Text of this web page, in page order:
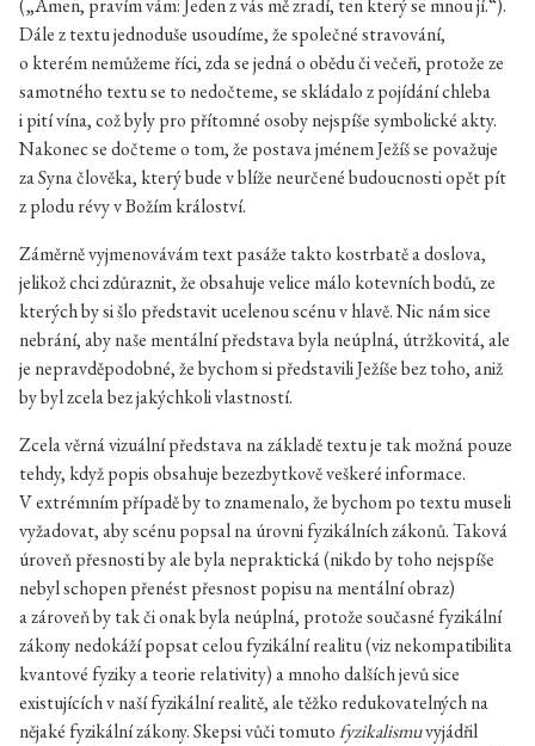
(„Amen, pravím vám: Jeden z vás mě zradí, ten který se mnou jí.“).
Dále z textu jednoduše usoudíme, že společné stravování,
o kterém nemůžeme říci, zda se jedná o obědu či večeři, protože ze
samotného textu se to nedočteme, se skládalo z pojídání chleba
i pití vína, což byly pro přítomné osoby nejspíše symbolické akty.
Nakonec se dočteme o tom, že postava jménem Ježíš se považuje
za Syna člověka, který bude v blíže neurčené budoucnosti opět pít
z plodu révy v Božím králoství.
Záměrně vyjmenovávám text pasáže takto kostrbatě a doslova,
jelikož chci zdůraznit, že obsahuje velice málo kotevních bodů, ze
kterých by si šlo představit ucelenou scénu v hlavě. Nic nám sice
nebrání, aby naše mentální představa byla neúplná, útržkovitá, ale
je nepravděpodobné, že bychom si představili Ježíše bez toho, aniž
by byl zcela bez jakýchkoli vlastností.
Zcela věrná vizuální představa na základě textu je tak možná pouze
tehdy, když popis obsahuje bezezbytkově veškeré informace.
V extrémním případě by to znamenalo, že bychom po textu museli
vyžadovat, aby scénu popsal na úrovni fyzikálních zákonů. Taková
úroveň přesnosti by ale byla nepraktická (nikdo by toho nejspíše
nebyl schopen přenést přesnost popisu na mentální obraz)
a zároveň by tak či onak byla neúplná, protože současné fyzikální
zákony nedokáží popsat celou fyzikální realitu (viz nekompatibilita
kvantové fyziky a teorie relativity) a mnoho dalších jevů sice
existujících v naší fyzikální realitě, ale těžko redukovatelných na
nějaké fyzikální zákony. Skepsi vůči tomutofyzikalismuvyjádřil